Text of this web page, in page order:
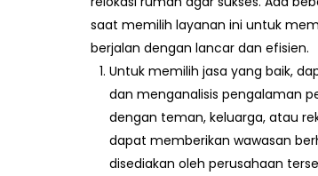
saat memilih layanan ini untuk
berjalan dengan lancar dan efisien.
Untuk memilih jasa yang baik,
dan menganalisis pengalaman
dengan teman, keluarga, atau
dapat memberikan wawasan
disediakan oleh perusahaan